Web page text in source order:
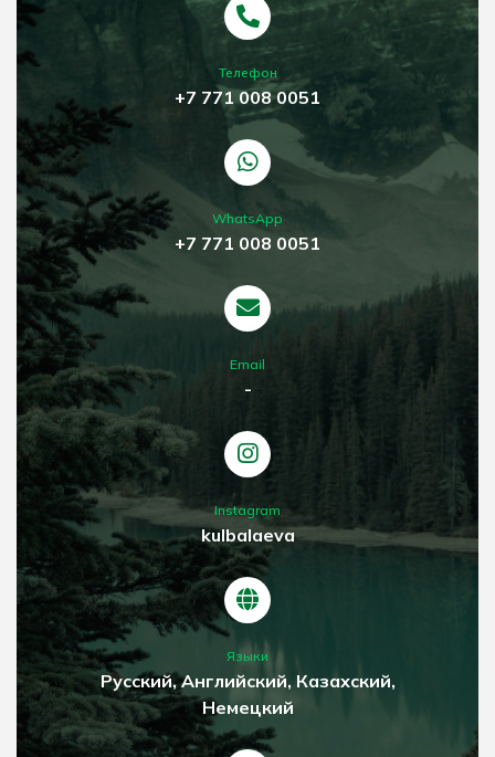
Телефон
+7 771 008 0051
WhatsApp
+7 771 008 0051
Email
-
Instagram
kulbalaeva
Языки
Русский, Английский, Казахский,
Немецкий